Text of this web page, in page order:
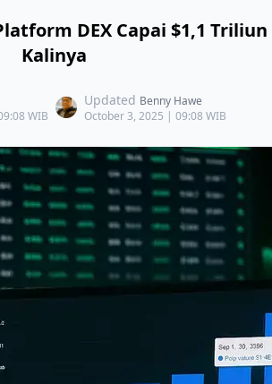
DEX Capai $1,1
Kalinya
WIB
Updated Benny Hawe
October 3, 2025 | 09:08 WIB